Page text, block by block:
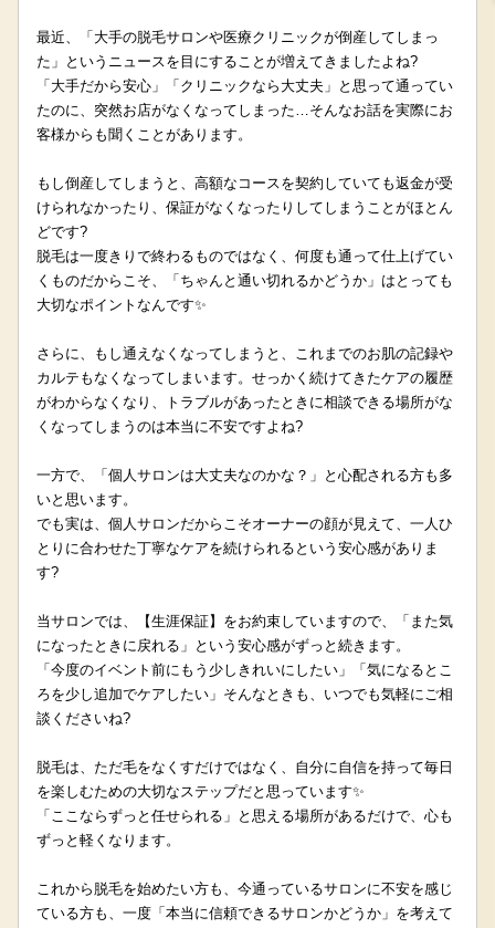
最近、「大手の脱毛サロンや医療クリニックが倒産してしまっ
た」というニュースを目にすることが増えてきましたよね?
「大手だから安心」「クリニックなら大丈夫」と思って通ってい
たのに、突然お店がなくなってしまった…そんなお話を実際にお
客様からも聞くことがあります。
もし倒産してしまうと、高額なコースを契約していても返金が受
けられなかったり、保証がなくなったりしてしまうことがほとん
どです?
脱毛は一度きりで終わるものではなく、何度も通って仕上げてい
くものだからこそ、「ちゃんと通い切れるかどうか」はとっても
大切なポイントなんです✨
さらに、もし通えなくなってしまうと、これまでのお肌の記録や
カルテもなくなってしまいます。せっかく続けてきたケアの履歴
がわからなくなり、トラブルがあったときに相談できる場所がな
くなってしまうのは本当に不安ですよね?
一方で、「個人サロンは大丈夫なのかな？」と心配される方も多
いと思います。
でも実は、個人サロンだからこそオーナーの顔が見えて、一人ひ
とりに合わせた丁寧なケアを続けられるという安心感がありま
す?
当サロンでは、【生涯保証】をお約束していますので、「また気
になったときに戻れる」という安心感がずっと続きます。
「今度のイベント前にもう少しきれいにしたい」「気になるとこ
ろを少し追加でケアしたい」そんなときも、いつでも気軽にご相
談くださいね?
脱毛は、ただ毛をなくすだけではなく、自分に自信を持って毎日
を楽しむための大切なステップだと思っています✨
「ここならずっと任せられる」と思える場所があるだけで、心も
ずっと軽くなります。
これから脱毛を始めたい方も、今通っているサロンに不安を感じ
ている方も、一度「本当に信頼できるサロンかどうか」を考えて